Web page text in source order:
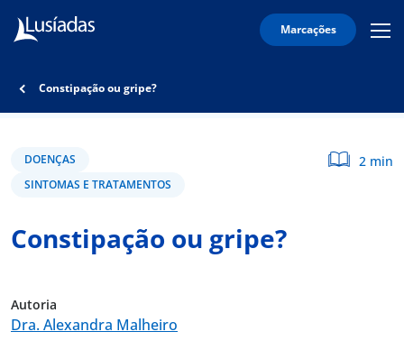
Marcações
Lusíadas
Hospitais
Corpo
Clínico
Acordos
Constipação ou gripe?
DOENÇAS
SINTOMAS E TRATAMENTOS
2 min
Constipação ou gripe?
Autoria
Dra. Alexandra Malheiro